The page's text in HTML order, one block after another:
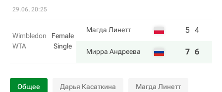
29.06, 20:25
Wimbledon
WTA
Female
Single
Магда Линетт 5 4
Мирра Андреева 7 6
Общее Дарья Касаткина Магда Линетт